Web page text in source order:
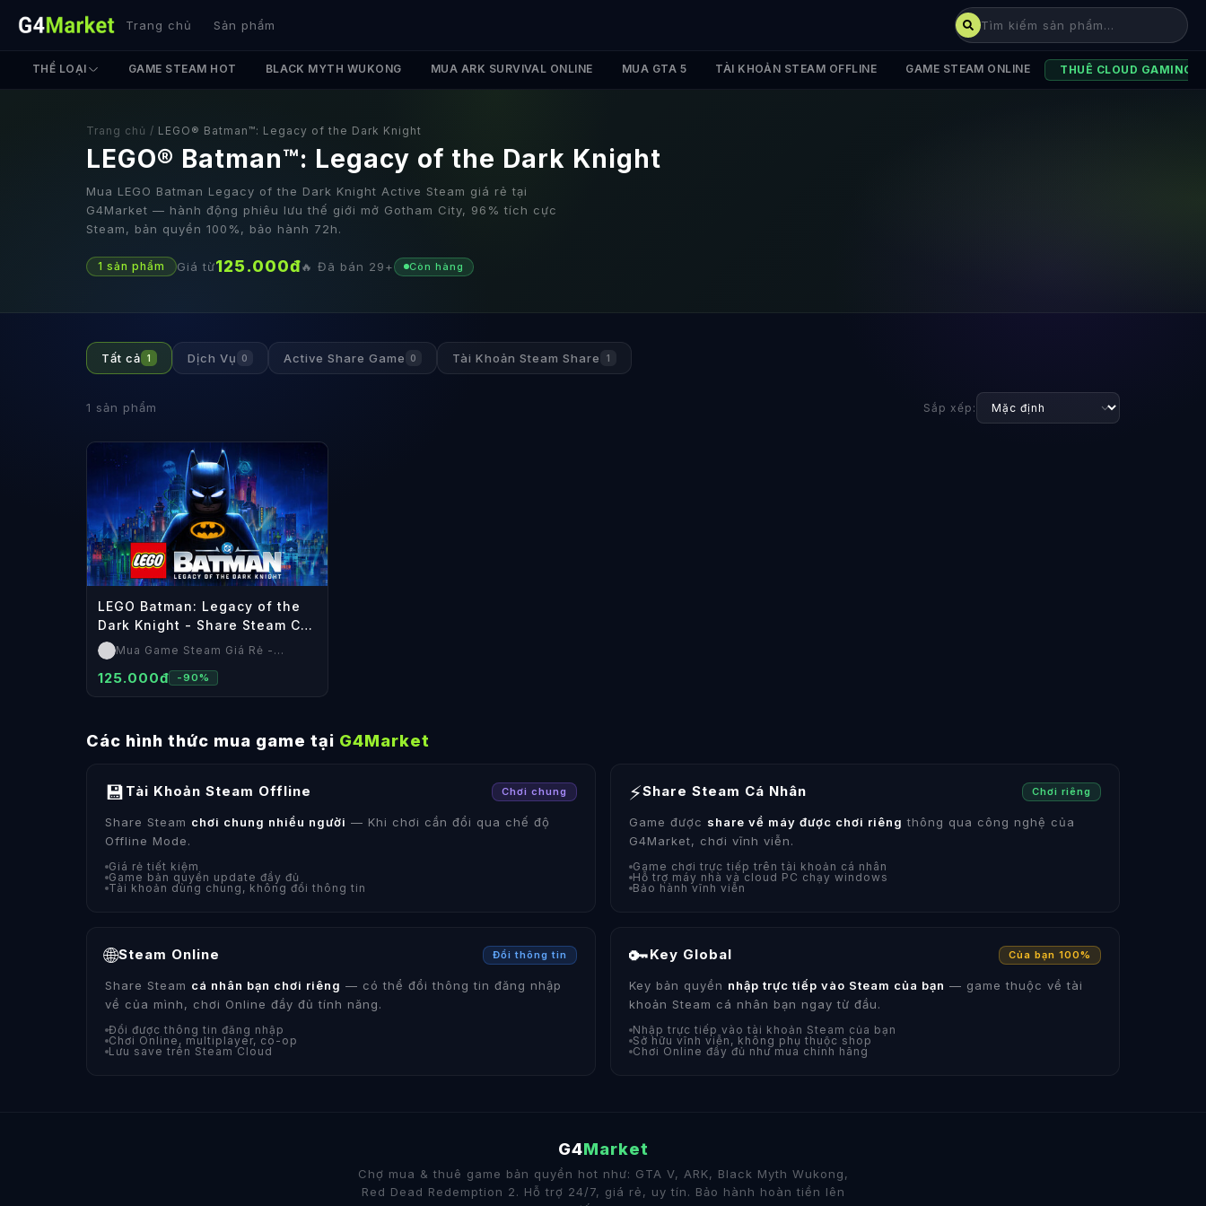
Trang chủ Sản phẩm
THỂ LOẠI GAME STEAM HOT BLACK MYTH WUKONG MUA ARK SURVIVAL ONLINE MUA GTA 5 TÀI KHOẢN STEAM OFFLINE GAME STEAM ONLINE THUÊ CLOUD GAMING
Trang chủ / LEGO® Batman™: Legacy of the Dark Knight
LEGO® Batman™: Legacy of the Dark Knight
Mua LEGO Batman Legacy of the Dark Knight Active Steam giá rẻ tại
G4Market — hành động phiêu lưu thế giới mở Gotham City, 96% tích cực
Steam, bản quyền 100%, bảo hành 72h.
1 sản phẩm Giá từ125.000đ🔥 Đã bán 29+ Còn hàng
Tất cả 1 Dịch Vụ 0 Active Share Game 0 Tài Khoản Steam Share 1
1 sản phẩm Sắp xếp:
LEGO Batman: Legacy of the
Dark Knight - Share Steam Cá
NhânMua Game Steam Giá Rẻ -
125.000đ -90%
Các hình thức mua game tại G4Market
💾 Tài Khoản Steam Offline Chơi chung
Share Steam chơi chung nhiều người — Khi chơi cần đổi qua chế độ
Offline Mode.
Giá rẻ tiết kiệm
Game bản quyền update đầy đủ
Tài khoản dùng chung, không đổi thông tin
⚡Share Steam Cá Nhân Chơi riêng
Game được share về máy được chơi riêng thông qua công nghệ của
G4Market, chơi vĩnh viễn.
Game chơi trực tiếp trên tài khoản cá nhân
Hỗ trợ máy nhà và cloud PC chạy windows
Bảo hành vĩnh viễn
🌐Steam Online Đổi thông tin
Share Steam cá nhân bạn chơi riêng — có thể đổi thông tin đăng nhập
về của mình, chơi Online đầy đủ tính năng.
Đổi được thông tin đăng nhập
Chơi Online, multiplayer, co-op
Lưu save trên Steam Cloud
🔑Key Global Của bạn 100%
Key bản quyền nhập trực tiếp vào Steam của bạn — game thuộc về tài
khoản Steam cá nhân bạn ngay từ đầu.
Nhập trực tiếp vào tài khoản Steam của bạn
Sở hữu vĩnh viễn, không phụ thuộc shop
Chơi Online đầy đủ như mua chính hãng
G4Market
Chợ mua & thuê game bản quyền hot như: GTA V, ARK, Black Myth Wukong,
Red Dead Redemption 2. Hỗ trợ 24/7, giá rẻ, uy tín. Bảo hành hoàn tiền lên